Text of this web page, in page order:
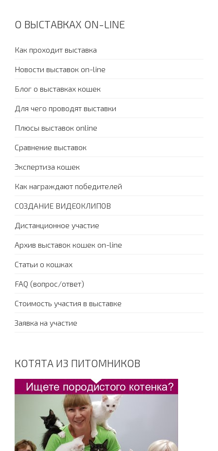
О ВЫСТАВКАХ ON-LINE
Как проходит выставка
Новости выставок on-line
Блог о выставках кошек
Для чего проводят выставки
Плюсы выставок online
Сравнение выставок
Экспертиза кошек
Как награждают победителей
СОЗДАНИЕ ВИДЕОКЛИПОВ
Дистанционное участие
Архив выставок кошек on-line
Статьи о кошках
FAQ (вопрос/ответ)
Стоимость участия в выставке
Заявка на участие
КОТЯТА ИЗ ПИТОМНИКОВ